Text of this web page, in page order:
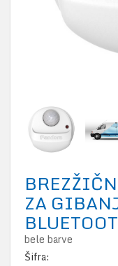
ZA
bele barve
Šifra: